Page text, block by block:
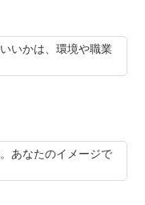
いかは、環境や職業
あなたのイメージで